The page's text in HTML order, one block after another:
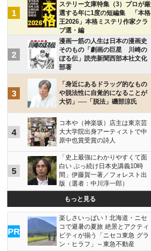
1
ステリー文庫特集（3）プロが厳
選する年に1度の短編集 「本格
王2026」本格ミステリ作家クラ
ブ選・編
2
漫画一筋の人生は日本の漫画史
そのもの「劇画の巨星 川崎の
ぼる伝」読売新聞西部本社文化
部著
3
「身近にあるドラッグ的なもの
や脱法性に自覚的になることが
大切」──「脱法」磯部涼氏
4
コ本や（神楽坂）店主は東京芸
大大学院出身アーティストで中
原中也賞受賞の詩人
5
「史上最強にわかりやすくて面
白い ぶっ続け日本史講義10時
間」伊藤賀一著／フォレスト出
版（選者：中川淳一郎）
もっと見る
PR
楽しさいっぱい！北海道・ニセ
コで避暑の夏旅 絶景とアクティ
ビティが揃う「ニセコ東急 グラ
ン・ヒラフ」～東急不動産